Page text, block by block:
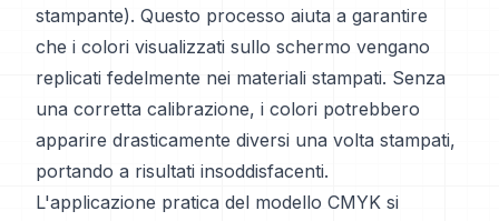
stampante). Questo processo aiuta a garantire
che i colori visualizzati sullo schermo vengano
replicati fedelmente nei materiali stampati. Senza
una corretta calibrazione, i colori potrebbero
apparire drasticamente diversi una volta stampati,
portando a risultati insoddisfacenti.
L'applicazione pratica del modello CMYK si